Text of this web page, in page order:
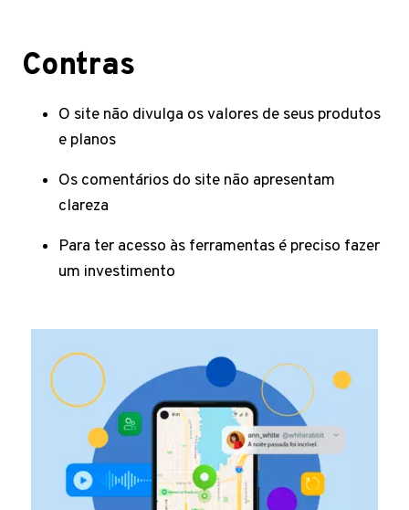
Contras
O site não divulga os valores de seus produtos
e planos
Os comentários do site não apresentam
clareza
Para ter acesso às ferramentas é preciso fazer
um investimento